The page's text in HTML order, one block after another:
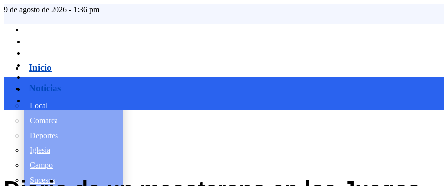
9 de agosto de 2026 - 1:36 pm
Inicio
Noticias
Local
Comarca
Deportes
Iglesia
Campo
Sucesos